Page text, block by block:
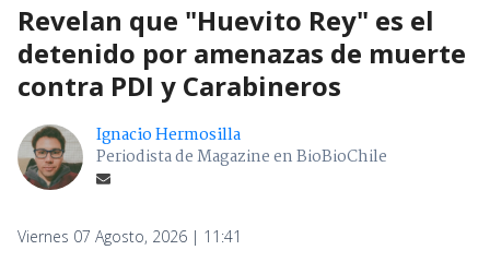
Revelan que "Huevito Rey" es el
detenido por amenazas de muerte
contra PDI y Carabineros
Ignacio Hermosilla
Periodista de Magazine en BioBioChile
Viernes 07 Agosto, 2026 | 11:41